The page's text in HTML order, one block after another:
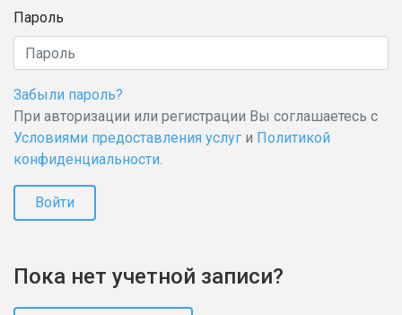
Пароль
Забыли пароль?
При авторизации или регистрации Вы соглашаетесь с
Условиями предоставления услуг и Политикой
конфиденциальности.
Войти
Пока нет учетной записи?